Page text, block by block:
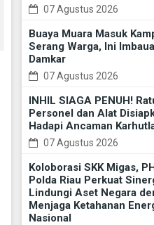
07 Agustus 2026
Buaya Muara Masuk
Serang Warga, Ini
Damkar
07 Agustus 2026
INHIL SIAGA PENUH!
Personel dan Alat
Hadapi Ancaman
07 Agustus 2026
Koloborasi SKK Migas,
Polda Riau Perkuat
Lindungi Aset Negara
Menjaga Ketahanan
Nasional